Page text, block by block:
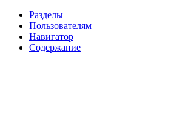
Разделы
Пользователям
Навигатор
Содержание